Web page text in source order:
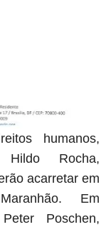
humanos,
Hildo Rocha,
acarretar em
Em
Poschen,